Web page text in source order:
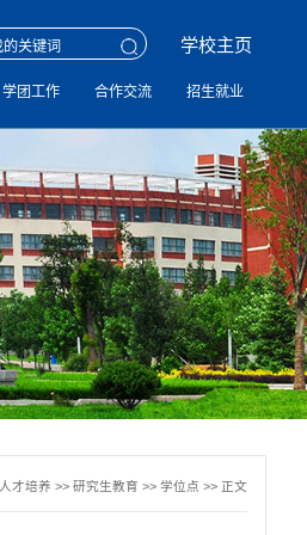
学校主页
学团工作 合作交流 招生就业
人才培养 >>研究生教育 >>学位点 >> 正文